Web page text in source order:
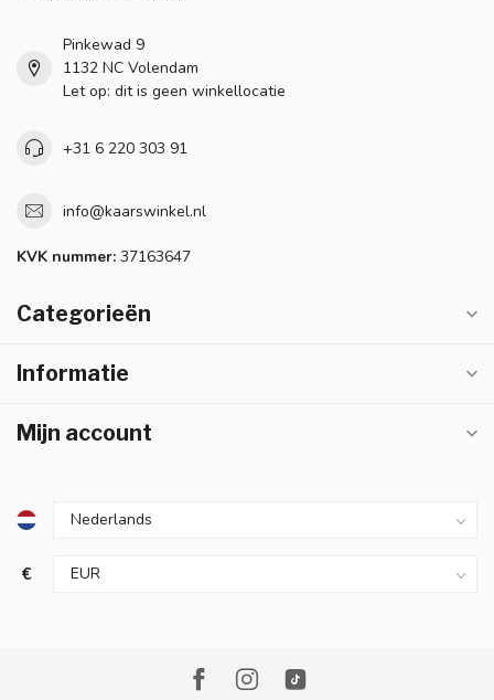
Pinkewad 9
1132 NC Volendam
Let op: dit is geen winkellocatie
+31 6 220 303 91
info@kaarswinkel.nl
KVK nummer: 37163647
Categorieën
Informatie
Mijn account
€